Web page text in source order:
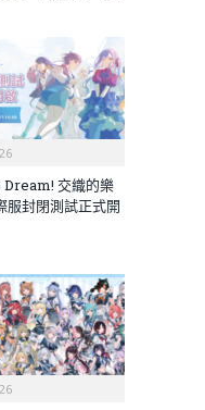
Dream! 交織的樂
服封閉測試正式開